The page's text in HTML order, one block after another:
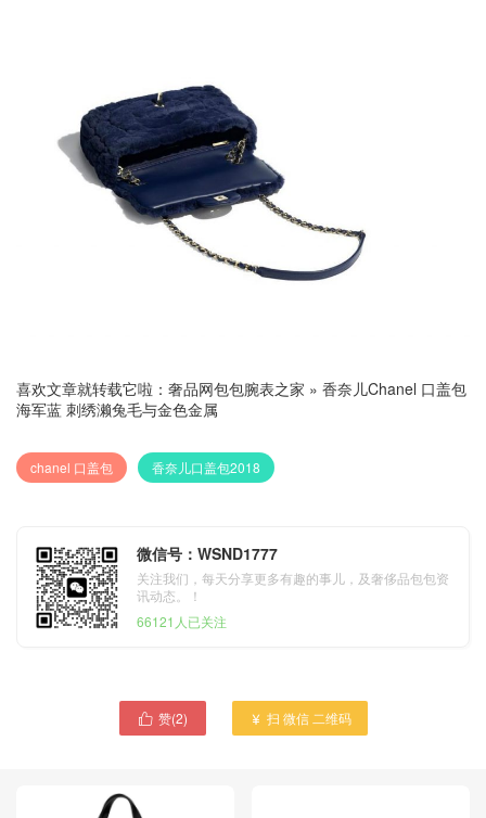
喜欢文章就转载它啦： 奢品网包包腕表之家 » 香奈儿Chanel 口盖包
海军蓝 刺绣濑兔毛与金色金属
chanel 口盖包 香奈儿口盖包2018
微信号：WSND1777
关注我们，每天分享更多有趣的事儿，及奢侈品包包资
讯动态。！
66121人已关注
 赞(2)  扫 微信 二维码